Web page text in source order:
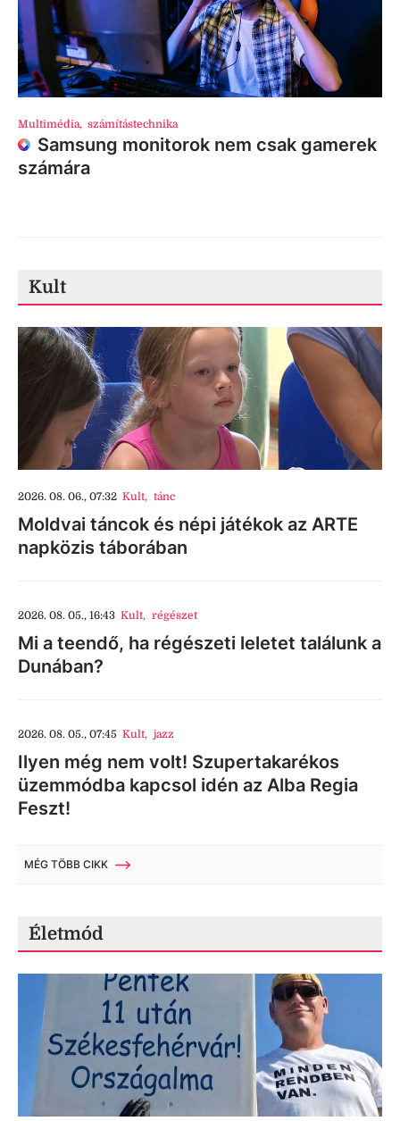
Multimédia, számítástechnika
Samsung monitorok nem csak gamerek
számára
Kult
2026. 08. 06., 07:32 Kult, tánc
Moldvai táncok és népi játékok az ARTE
napközis táborában
2026. 08. 05., 16:43 Kult, régészet
Mi a teendő, ha régészeti leletet találunk a
Dunában?
2026. 08. 05., 07:45 Kult, jazz
Ilyen még nem volt! Szupertakarékos
üzemmódba kapcsol idén az Alba Regia
Feszt!
MÉG TÖBB CIKK
Életmód